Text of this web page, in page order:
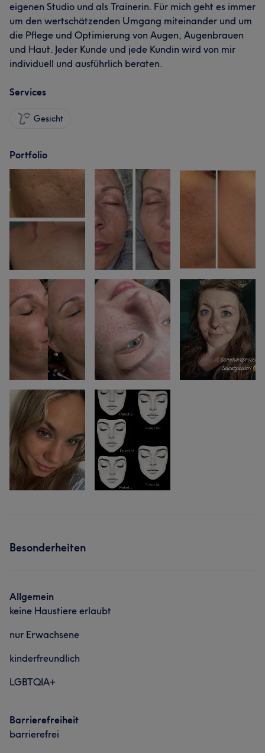
eigenen Studio und als Trainerin. Für mich geht es immer
um den wertschätzenden Umgang miteinander und um
die Pflege und Optimierung von Augen, Augenbrauen
und Haut. Jeder Kunde und jede Kundin wird von mir
individuell und ausführlich beraten.
Services
Gesicht
Portfolio
Besonderheiten
Allgemein
keine Haustiere erlaubt
nur Erwachsene
kinderfreundlich
LGBTQIA+
Barrierefreiheit
barrierefrei